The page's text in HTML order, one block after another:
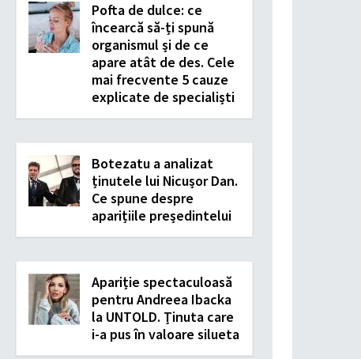
Pofta de dulce: ce
încearcă să-ți spună
organismul și de ce
apare atât de des. Cele
mai frecvente 5 cauze
explicate de specialiști
Botezatu a analizat
ținutele lui Nicușor Dan.
Ce spune despre
aparițiile președintelui
Apariție spectaculoasă
pentru Andreea Ibacka
la UNTOLD. Ținuta care
i-a pus în valoare silueta